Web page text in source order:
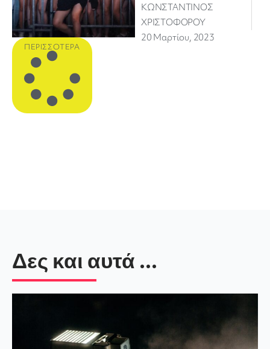
ΚΩΝΣΤΑΝΤΙΝΟΣ
ΧΡΙΣΤΟΦΟΡΟΥ
20 Μαρτίου, 2023
ΠΕΡΙΣΣΌΤΕΡΑ
Δες και αυτά ...